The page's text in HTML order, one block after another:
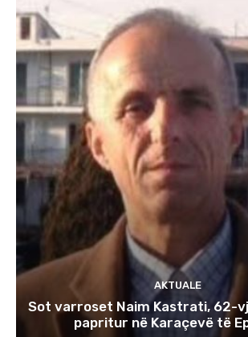
AKTUALE
Sot varroset Naim Kastrati, 62-
papritur në Karaçevë të